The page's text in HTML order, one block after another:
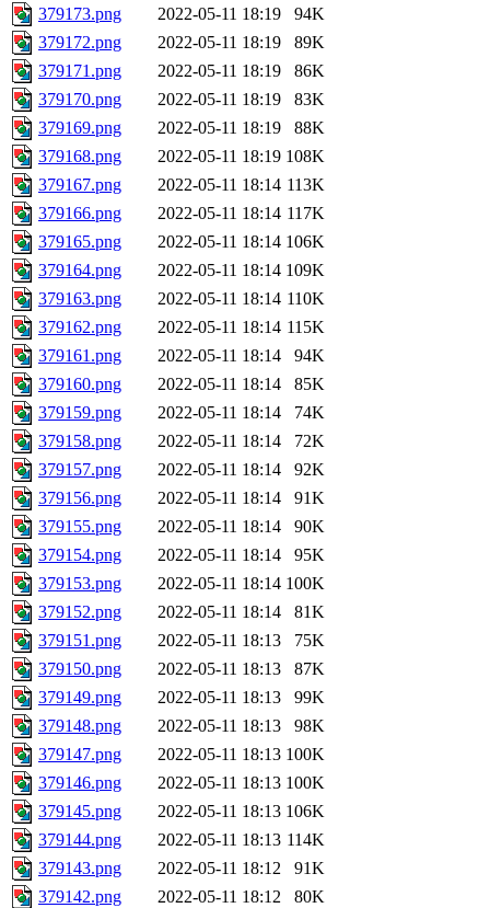
379173.png
2022-05-11 18:19
94K
379172.png
2022-05-11 18:19
89K
379171.png
2022-05-11 18:19
86K
379170.png
2022-05-11 18:19
83K
379169.png
2022-05-11 18:19
88K
379168.png
2022-05-11 18:19 108K
379167.png
2022-05-11 18:14 113K
379166.png
2022-05-11 18:14 117K
379165.png
2022-05-11 18:14 106K
379164.png
2022-05-11 18:14 109K
379163.png
2022-05-11 18:14 110K
379162.png
2022-05-11 18:14 115K
379161.png
2022-05-11 18:14
94K
379160.png
2022-05-11 18:14
85K
379159.png
2022-05-11 18:14
74K
379158.png
2022-05-11 18:14
72K
379157.png
2022-05-11 18:14
92K
379156.png
2022-05-11 18:14
91K
379155.png
2022-05-11 18:14
90K
379154.png
2022-05-11 18:14
95K
379153.png
2022-05-11 18:14 100K
379152.png
2022-05-11 18:14
81K
379151.png
2022-05-11 18:13
75K
379150.png
2022-05-11 18:13
87K
379149.png
2022-05-11 18:13
99K
379148.png
2022-05-11 18:13
98K
379147.png
2022-05-11 18:13 100K
379146.png
2022-05-11 18:13 100K
379145.png
2022-05-11 18:13 106K
379144.png
2022-05-11 18:13 114K
379143.png
2022-05-11 18:12
91K
379142.png
2022-05-11 18:12
80K